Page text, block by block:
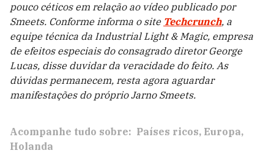
pouco céticos em relação ao vídeo publicado por
Smeets. Conforme informa o site Techcrunch, a
equipe técnica da Industrial Light & Magic, empresa
de efeitos especiais do consagrado diretor George
Lucas, disse duvidar da veracidade do feito. As
dúvidas permanecem, resta agora aguardar
manifestações do próprio Jarno Smeets.
Acompanhe tudo sobre: Países ricos Europa
Holanda